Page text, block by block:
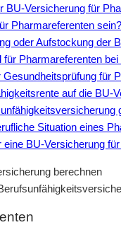
BU-Versicherung für
Pharmareferenten sein?
oder Aufstockung der
Pharmareferenten
für
auf die BU-
Situation eines
BU-Versicherung